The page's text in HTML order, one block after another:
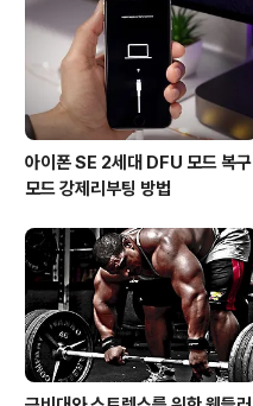
아이폰 SE 2세대 DFU 모드 복구
모드 강제리부팅 방법